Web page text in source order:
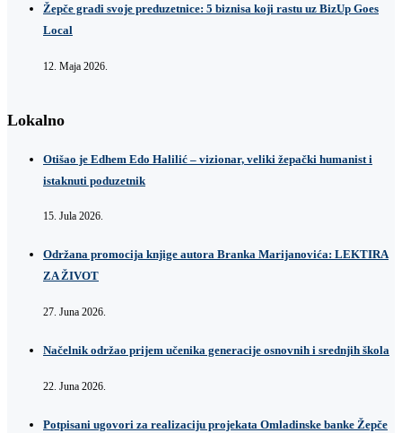
Žepče gradi svoje preduzetnice: 5 biznisa koji rastu uz BizUp Goes
Local
12. Maja 2026.
Lokalno
Otišao je Edhem Edo Halilić – vizionar, veliki žepački humanist i
istaknuti poduzetnik
15. Jula 2026.
Održana promocija knjige autora Branka Marijanovića: LEKTIRA
ZA ŽIVOT
27. Juna 2026.
Načelnik održao prijem učenika generacije osnovnih i srednjih škola
22. Juna 2026.
Potpisani ugovori za realizaciju projekata Omladinske banke Žepče